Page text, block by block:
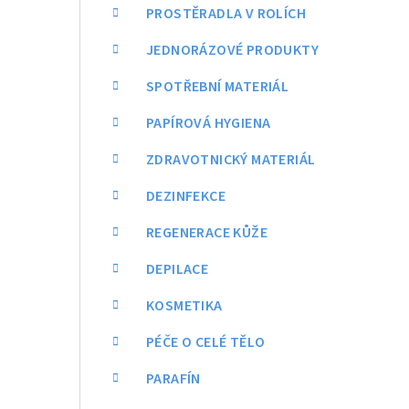
PROSTĚRADLA V ROLÍCH
JEDNORÁZOVÉ PRODUKTY
SPOTŘEBNÍ MATERIÁL
PAPÍROVÁ HYGIENA
ZDRAVOTNICKÝ MATERIÁL
DEZINFEKCE
REGENERACE KŮŽE
DEPILACE
KOSMETIKA
PÉČE O CELÉ TĚLO
PARAFÍN